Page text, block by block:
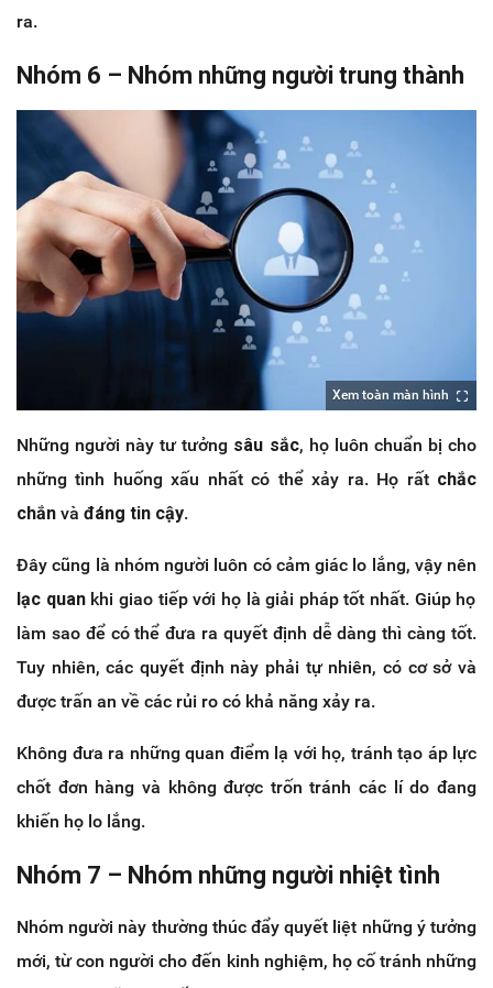
ra.
Nhóm 6 – Nhóm những người trung thành
Xem toàn màn hình
Những người này tư tưởng sâu sắc, họ luôn chuẩn bị cho
những tình huống xấu nhất có thể xảy ra. Họ rất chắc
chắn và đáng tin cậy.
Đây cũng là nhóm người luôn có cảm giác lo lắng, vậy nên
lạc quankhi giao tiếp với họ là giải pháp tốt nhất. Giúp họ
làm sao để có thể đưa ra quyết định dễ dàng thì càng tốt.
Tuy nhiên, các quyết định này phải tự nhiên, có cơ sở và
được trấn an về các rủi ro có khả năng xảy ra.
Không đưa ra những quan điểm lạ với họ, tránh tạo áp lực
chốt đơn hàng và không được trốn tránh các lí do đang
khiến họ lo lắng.
Nhóm 7 – Nhóm những người nhiệt tình
Nhóm người này thường thúc đẩy quyết liệt những ý tưởng
mới, từ con người cho đến kinh nghiệm, họ cố tránh những